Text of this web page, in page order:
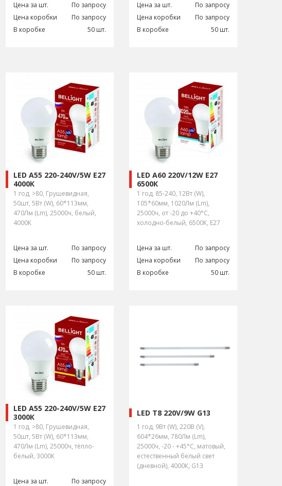
Цена за шт.
По запросу
Цена коробки
По запросу
В коробке
50 шт.
Цена за шт.
По запросу
Цена коробки
По запросу
В коробке
50 шт.
LED A55 220-240V/5W E27
4000К
1 год, >80, Грушевидная,
50шт, 5Вт (W), 60*113мм,
470Лм (Lm), 25000ч, белый,
4000К
Цена за шт.
По запросу
Цена коробки
По запросу
В коробке
50 шт.
LED A60 220V/12W E27
6500К
1 год, 85-240, 12Вт (W),
105*60мм, 1020Лм (Lm),
25000ч, от -20 до +40°С,
холодно-белый, 6500К, E27
Цена за шт.
По запросу
Цена коробки
По запросу
В коробке
50 шт.
LED A55 220-240V/5W E27
3000К
1 год, >80, Грушевидная,
50шт, 5Вт (W), 60*113мм,
470Лм (Lm), 25000ч, тёпло-
белый, 3000К
Цена за шт.
По запросу
LED T8 220V/9W G13
1 год, 9Вт (W), 220В (V),
604*26мм, 780Лм (Lm),
25000ч, -20 - +45°С, матовый,
естественный белый свет
(дневной), 4000К, G13